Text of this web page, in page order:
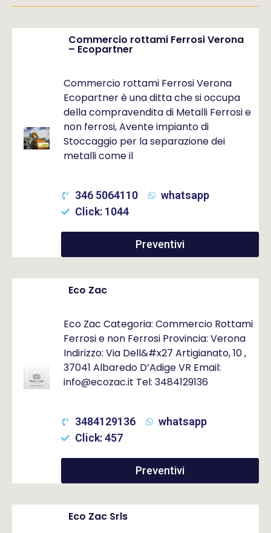
Commercio rottami Ferrosi Verona
– Ecopartner
Commercio rottami Ferrosi Verona
Ecopartner è una ditta che si occupa
della compravendita di Metalli Ferrosi e
non ferrosi, Avente impianto di
Stoccaggio per la separazione dei
metalli come il
346 5064110
whatsapp
Click: 1044
Preventivi
Eco Zac
Eco Zac Categoria: Commercio Rottami
Ferrosi e non Ferrosi Provincia: Verona
Indirizzo: Via Dell&#x27 Artigianato, 10 ,
37041 Albaredo D’Adige VR Email:
info@ecozac.it Tel: 3484129136
3484129136
whatsapp
Click: 457
Preventivi
Eco Zac Srls